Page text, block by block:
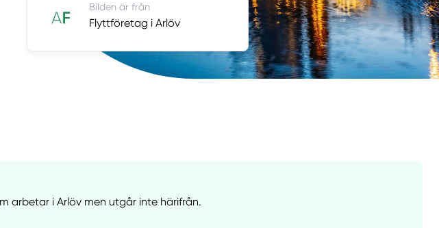
Bilden är från
Flyttföretag i Arlöv
arbetar i Arlöv men utgår inte härifrån.